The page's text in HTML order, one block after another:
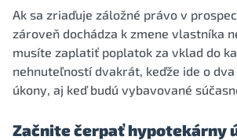
Ak sa zriaďuje záložné právo v
zároveň dochádza k zmene vlastníka
musíte zaplatiť poplatok za vklad do
nehnuteľností dvakrát, keďže ide o
úkony, aj keď budú vybavované
Začnite čerpať hypotekárny